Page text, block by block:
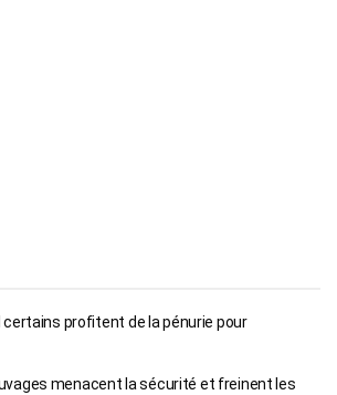
certains profitent de la pénurie pour
menacent la sécurité et freinent les